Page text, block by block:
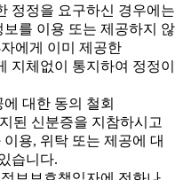
정정을 요구하신 경우에는
를 이용 또는 제공하지 않
에게 이미 제공한
지체없이 통지하여 정정이
대한 동의 철회
된 신분증을 지참하시고
용, 위탁 또는 제공에 대
습니다.